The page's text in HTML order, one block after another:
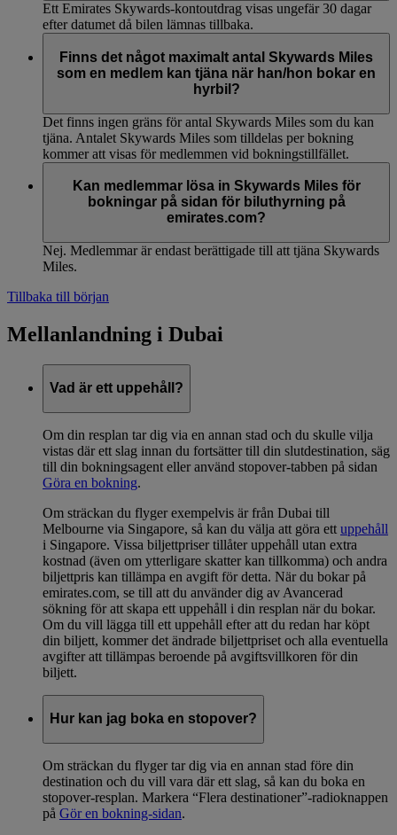
Ett Emirates Skywards-kontoutdrag visas ungefär 30 dagar
efter datumet då bilen lämnas tillbaka.
Finns det något maximalt antal Skywards Miles
som en medlem kan tjäna när han/hon bokar en
hyrbil?
Det finns ingen gräns för antal Skywards Miles som du kan
tjäna. Antalet Skywards Miles som tilldelas per bokning
kommer att visas för medlemmen vid bokningstillfället.
Kan medlemmar lösa in Skywards Miles för
bokningar på sidan för biluthyrning på
emirates.com?
Nej. Medlemmar är endast berättigade till att tjäna Skywards
Miles.
Tillbaka till början
Mellanlandning i Dubai
Vad är ett uppehåll?
Om din resplan tar dig via en annan stad och du skulle vilja
vistas där ett slag innan du fortsätter till din slutdestination, säg
till din bokningsagent eller använd stopover-tabben på sidan
Göra en bokning.
Om sträckan du flyger exempelvis är från Dubai till
Melbourne via Singapore, så kan du välja att göra ett uppehåll
i Singapore. Vissa biljettpriser tillåter uppehåll utan extra
kostnad (även om ytterligare skatter kan tillkomma) och andra
biljettpris kan tillämpa en avgift för detta. När du bokar på
emirates.com, se till att du använder dig av Avancerad
sökning för att skapa ett uppehåll i din resplan när du bokar.
Om du vill lägga till ett uppehåll efter att du redan har köpt
din biljett, kommer det ändrade biljettpriset och alla eventuella
avgifter att tillämpas beroende på avgiftsvillkoren för din
biljett.
Hur kan jag boka en stopover?
Om sträckan du flyger tar dig via en annan stad före din
destination och du vill vara där ett slag, så kan du boka en
stopover-resplan. Markera “Flera destinationer”-radioknappen
på Gör en bokning-sidan.